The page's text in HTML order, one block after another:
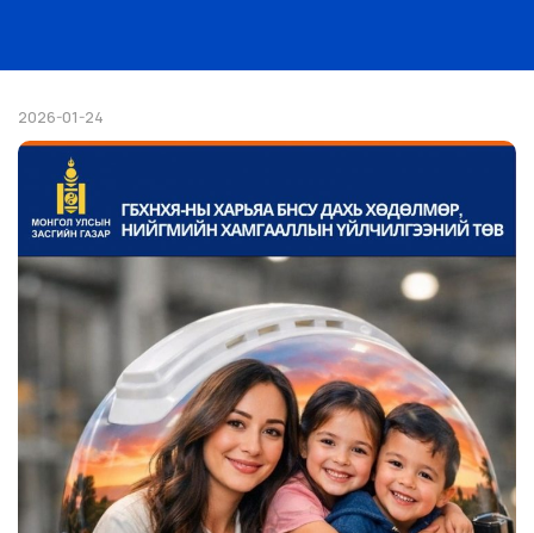
2026-01-24